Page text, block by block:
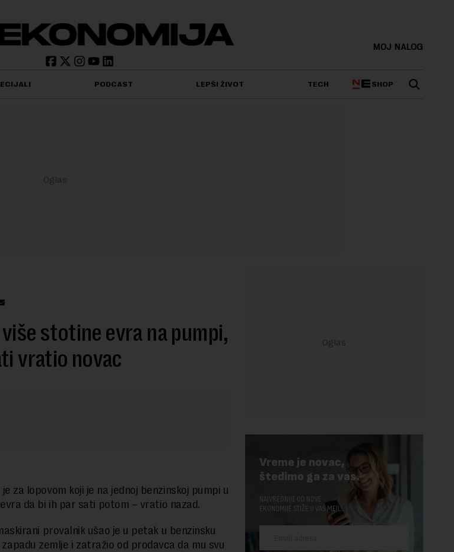
MOJ NALOG
PODCAST LEPŠI ŽIVOT TECH SHOP
stotine evra na pumpi,
vratio novac
za lopovom koji je na jednoj benzinskoj pumpi u
da bi ih par sati potom – vratio nazad.
provalnik ušao je u petak u benzinsku
zemlje i zatražio od prodavca da mu svu
Vreme je novac,
štedimo ga za vas.
NAJVREDNIJE OD NOVE
EKONOMIJE STIŽE U VAŠ MEJL.